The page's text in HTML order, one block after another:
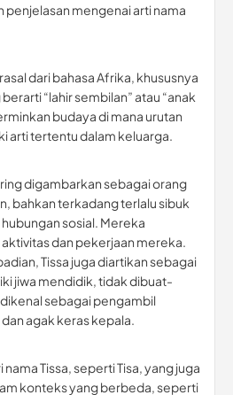
penjelasan mengenai arti nama
dari bahasa Afrika, khususnya
“lahir sembilan” atau “anak
budaya di mana urutan
arti tertentu dalam keluarga.
digambarkan sebagai orang
bahkan terkadang terlalu sibuk
sosial. Mereka
dan pekerjaan mereka.
Tissa juga diartikan sebagai
jiwa mendidik, tidak dibuat-
sebagai pengambil
agak keras kepala.
Tissa, seperti Tisa, yang juga
konteks yang berbeda, seperti